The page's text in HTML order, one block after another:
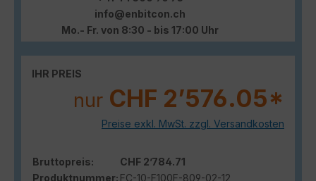
info@enbitcon.ch
Mo.- Fr. von 8:30 - bis 17:00 Uhr
IHR PREIS
nur CHF 2’576.05*
Preise exkl. MwSt. zzgl. Versandkosten
Bruttopreis:
CHF 2’784.71
Produktnummer: FC-10-F100F-809-02-12